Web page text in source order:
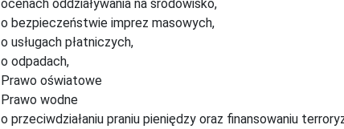
ocenach oddziaływania na środowisko,
o bezpieczeństwie imprez masowych,
o usługach płatniczych,
o odpadach,
Prawo oświatowe
Prawo wodne
o przeciwdziałaniu praniu pieniędzy oraz finansowaniu